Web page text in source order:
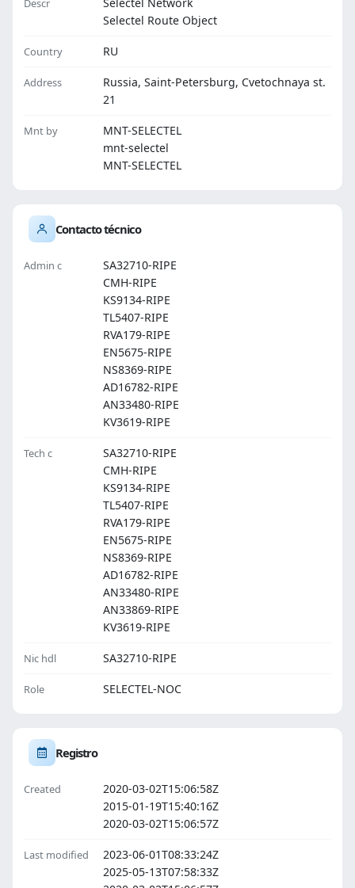
Descr
Selectel Route Object
Country RU
Address
Russia, Saint-Petersburg, Cvetochnaya st.
21
Mnt by
MNT-SELECTEL
mnt-selectel
MNT-SELECTEL
Contacto técnico
Admin c
SA32710-RIPE
CMH-RIPE
KS9134-RIPE
TL5407-RIPE
RVA179-RIPE
EN5675-RIPE
NS8369-RIPE
AD16782-RIPE
AN33480-RIPE
KV3619-RIPE
Tech c
SA32710-RIPE
CMH-RIPE
KS9134-RIPE
TL5407-RIPE
RVA179-RIPE
EN5675-RIPE
NS8369-RIPE
AD16782-RIPE
AN33480-RIPE
AN33869-RIPE
KV3619-RIPE
Nic hdl SA32710-RIPE
Role SELECTEL-NOC
Registro
Created
2020-03-02T15:06:58Z
2015-01-19T15:40:16Z
2020-03-02T15:06:57Z
Last modified
2023-06-01T08:33:24Z
2025-05-13T07:58:33Z